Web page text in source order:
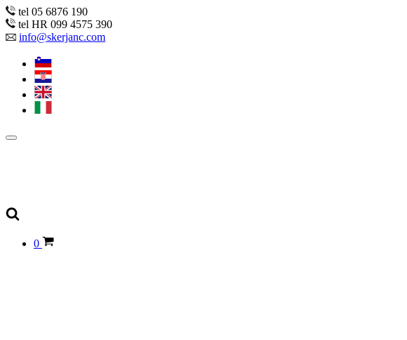
tel 05 6876 190
tel HR 099 4575 390
info@skerjanc.com
0